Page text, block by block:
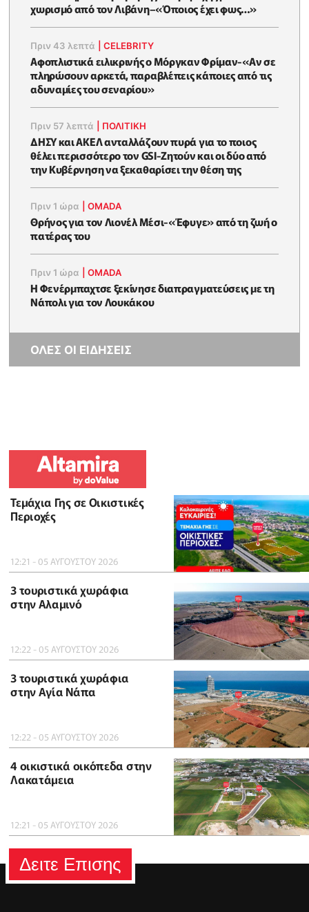
χωρισμό από τον Λιβάνη–«Όποιος έχει φως…»
Πριν 43 λεπτά |CELEBRITY
Αφοπλιστικά ειλικρινής ο Μόργκαν Φρίμαν-«Αν σε
πληρώσουν αρκετά, παραβλέπεις κάποιες από τις
αδυναμίες του σεναρίου»
Πριν 57 λεπτά ΠΟΛΙΤΙΚΗ
ΔΗΣΥ και ΑΚΕΛ ανταλλάζουν πυρά για το ποιος
θέλει περισσότερο τον GSI-Ζητούν και οι δύο από
την Κυβέρνηση να ξεκαθαρίσει την θέση της
Πριν 1 ώρα |OMADA
Θρήνος για τον Λιονέλ Μέσι-«Έφυγε» από τη ζωή ο
πατέρας του
Πριν 1 ώρα |OMADA
Η Φενέρμπαχτσε ξεκίνησε διαπραγματεύσεις με τη
Νάπολι για τον Λουκάκου
ΟΛΕΣ ΟΙ ΕΙΔΗΣΕΙΣ
Τεμάχια Γης σε Οικιστικές
Περιοχές
12:21 - 05 ΑΥΓΟΥΣΤΟΥ 2026
3 τουριστικά χωράφια
στην Αλαμινό
12:22 - 05 ΑΥΓΟΥΣΤΟΥ 2026
3 τουριστικά χωράφια
στην Αγία Νάπα
12:22 - 05 ΑΥΓΟΥΣΤΟΥ 2026
4 οικιστικά οικόπεδα στην
Λακατάμεια
12:21 - 05 ΑΥΓΟΥΣΤΟΥ 2026
Δειτε Επισης